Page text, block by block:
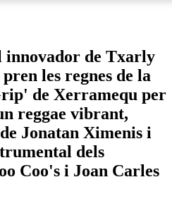
innovador de Txarly
les regnes de la
de Xerramequ per
reggae vibrant,
Jonatan Ximenis i
dels
Coo's i Joan Carles